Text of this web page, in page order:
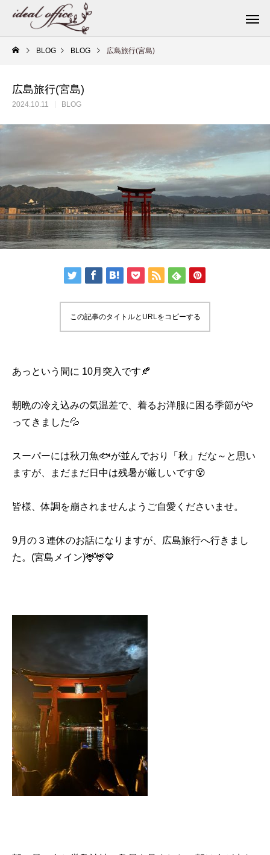
BLOG BLOG 広島旅行(宮島)
広島旅行(宮島)
2024.10.11 BLOG
この記事のタイトルとURLをコピーする
あっという間に 10月突入です🍂
朝晩の冷え込みの気温差で、着るお洋服に困る季節がや
ってきました💦
スーパーには秋刀魚🐟が並んでおり「秋」だな～と思い
ますが、まだまだ日中は残暑が厳しいです😵
皆様、体調を崩されませんようご自愛くださいませ。
9月の３連休のお話になりますが、広島旅行へ行きまし
た。(宮島メイン)🦌🦌💙